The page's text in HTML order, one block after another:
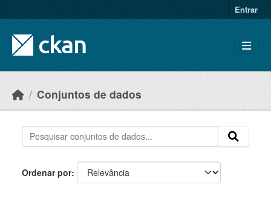
Entrar
Conjuntos de dados
Ordenar por